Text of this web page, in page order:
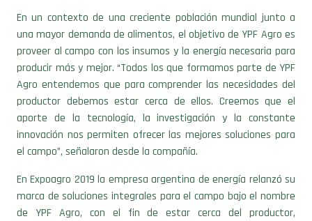
En un contexto de una creciente población mundial junto a
una mayor demanda de alimentos, el objetivo de YPF Agro es
proveer al campo con los insumos y la energía necesaria para
producir más y mejor. “Todos los que formamos parte de YPF
Agro entendemos que para comprender las necesidades del
productor debemos estar cerca de ellos. Creemos que el
aporte de la tecnología, la investigación y la constante
innovación nos permiten ofrecer las mejores soluciones para
el campo”, señalaron desde la compañía.
En Expoagro 2019 la empresa argentina de energía relanzó su
marca de soluciones integrales para el campo bajo el nombre
de YPF Agro, con el fin de estar cerca del productor,